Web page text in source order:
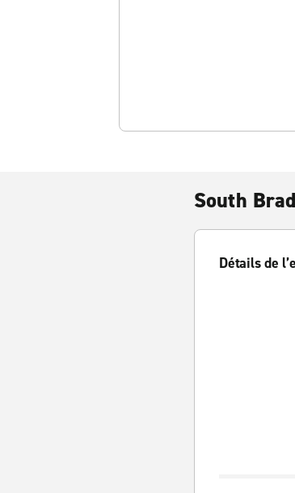
South
Détails de